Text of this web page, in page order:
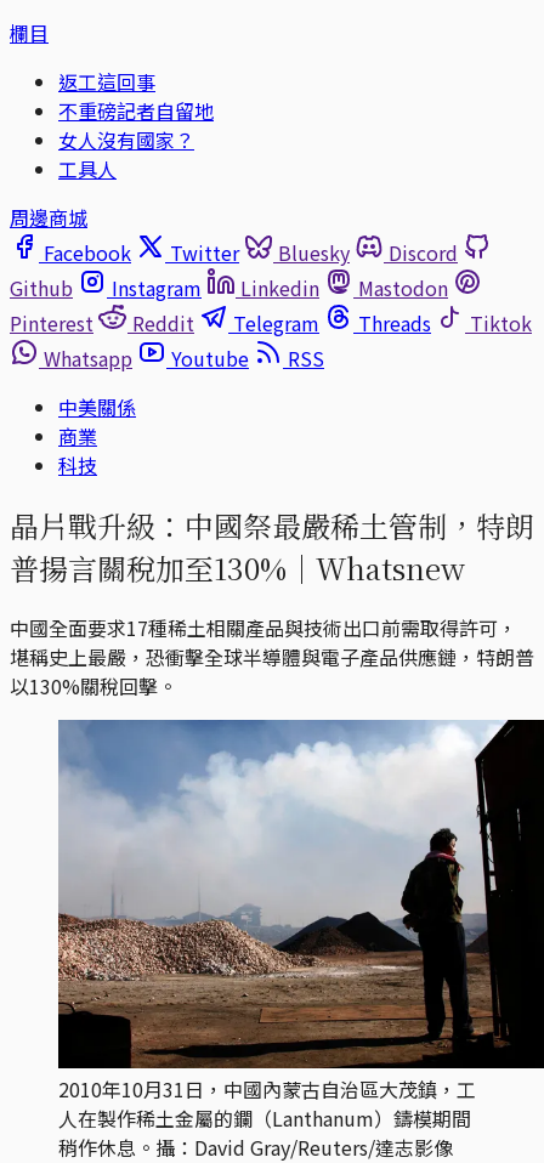
欄目
返工這回事
不重磅記者自留地
女人沒有國家？
工具人
周邊商城
Facebook
Twitter Bluesky
Discord
Github
Instagram Linkedin
Mastodon
Pinterest
Reddit Telegram Threads
Tiktok
Whatsapp
Youtube
RSS
中美關係
商業
科技
晶片戰升級：中國祭最嚴稀土管制，特朗
普揚言關稅加至130%｜Whatsnew
中國全面要求17種稀土相關產品與技術出口前需取得許可，
堪稱史上最嚴，恐衝擊全球半導體與電子產品供應鏈，特朗普
以130%關稅回擊。
2010年10月31日，中國內蒙古自治區大茂鎮，工
人在製作稀土金屬的鑭（Lanthanum）鑄模期間
稍作休息。攝：David Gray/Reuters/達志影像